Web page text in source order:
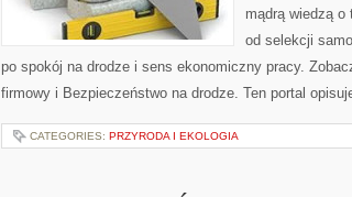
mądrą wiedzą o
od selekcji
po spokój na drodze i sens ekonomiczny pracy.
firmowy i Bezpieczeństwo na drodze. Ten portal
CATEGORIES: PRZYRODA I EKOLOGIA